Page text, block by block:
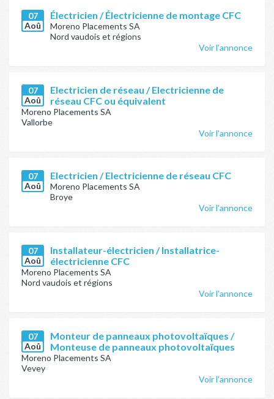
07
Aoû
Électricien / Électricienne de montage CFC
Moreno Placements SA
Nord vaudois et régions
Voir l'annonce
07
Aoû
Electricien de réseau / Electricienne de
réseau CFC ou équivalent
Moreno Placements SA
Vallorbe
Voir l'annonce
07
Aoû
Electricien / Electricienne de réseau CFC
Moreno Placements SA
Broye
Voir l'annonce
07
Aoû
Installateur-électricien / Installatrice-
électricienne CFC
Moreno Placements SA
Nord vaudois et régions
Voir l'annonce
07
Aoû
Monteur de panneaux photovoltaïques /
Monteuse de panneaux photovoltaïques
Moreno Placements SA
Vevey
Voir l'annonce